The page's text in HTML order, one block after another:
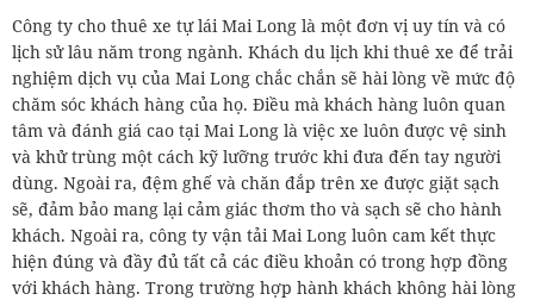
Công ty cho thuê xe tự lái Mai Long là một đơn vị uy tín và có
lịch sử lâu năm trong ngành. Khách du lịch khi thuê xe để trải
nghiệm dịch vụ của Mai Long chắc chắn sẽ hài lòng về mức độ
chăm sóc khách hàng của họ. Điều mà khách hàng luôn quan
tâm và đánh giá cao tại Mai Long là việc xe luôn được vệ sinh
và khử trùng một cách kỹ lưỡng trước khi đưa đến tay người
dùng. Ngoài ra, đệm ghế và chăn đắp trên xe được giặt sạch
sẽ, đảm bảo mang lại cảm giác thơm tho và sạch sẽ cho hành
khách. Ngoài ra, công ty vận tải Mai Long luôn cam kết thực
hiện đúng và đầy đủ tất cả các điều khoản có trong hợp đồng
với khách hàng. Trong trường hợp hành khách không hài lòng